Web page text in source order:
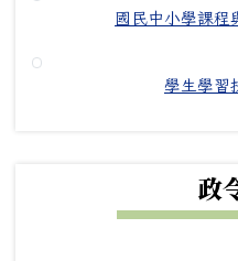
國民中小學課程
學生學習
政